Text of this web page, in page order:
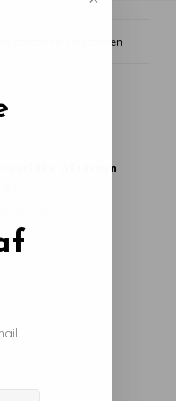
afhalen in Linschoten
aftersun